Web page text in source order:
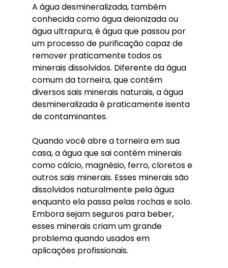
A água desmineralizada, também
conhecida como água deionizada ou
água ultrapura, é água que passou por
um processo de purificação capaz de
remover praticamente todos os
minerais dissolvidos. Diferente da água
comum da torneira, que contém
diversos sais minerais naturais, a água
desmineralizada é praticamente isenta
de contaminantes.
Quando você abre a torneira em sua
casa, a água que sai contém minerais
como cálcio, magnésio, ferro, cloretos e
outros sais minerais. Esses minerais são
dissolvidos naturalmente pela água
enquanto ela passa pelas rochas e solo.
Embora sejam seguros para beber,
esses minerais criam um grande
problema quando usados em
aplicações profissionais.